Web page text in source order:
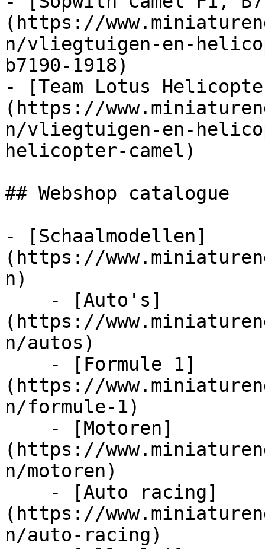
(https://
n/vliegtuigen-en-
b7190-1918)
- [Team Lotus
(https://
n/vliegtuigen-en-
helicopter-camel)
## Webshop catalogue
- [Schaalmodellen]
(https://
n)
(https://
n/autos)
(https://
n/formule-1)
(https://
n/motoren)
(https://
n/auto-racing)